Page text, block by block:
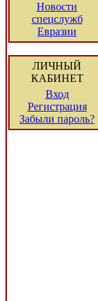
Новости
спецслужб
Евразии
ЛИЧНЫЙ
КАБИНЕТ
Вход
Регистрация
Забыли пароль?